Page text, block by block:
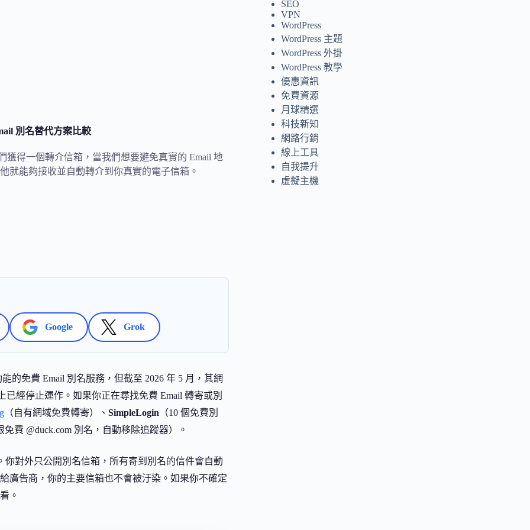
別名替代方案比較
獲得一個轉介信箱，當我們想要避免真實的 Email 地
就能夠接收並自動轉介到你真實的電子信箱。
Google Grok
的免費 Email 別名服務，但截至 2026 年 5 月，其網
經停止運作。如果你正在尋找免費 Email 轉寄或別
（自有網域免費轉寄）、 SimpleLogin （10 個免費別
免費 @duck.com 別名，自動移除追蹤器）。
對外只公開別名信箱，所有寄到別名的信件會自動
廣告商，你的主要信箱也不會被汙染。如果你不確定
。
SEO
VPN
WordPress
WordPress 主題
WordPress 外掛
WordPress 教學
優惠資訊
免費資源
月球精選
科技新知
網路行銷
線上工具
自我提升
虛擬主機